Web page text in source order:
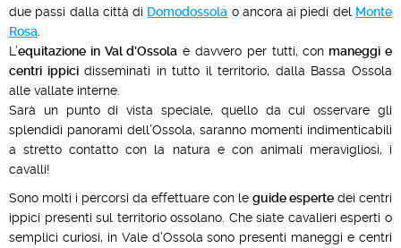
due passi dalla città di Domodossola o ancora ai piedi del Monte
Rosa
L’equitazione in Val d’Ossola è davvero per tutti, con maneggi e
centri ippicidisseminati in tutto il territorio, dalla Bassa Ossola
alle vallate interne.
Sarà un punto di vista speciale, quello da cui osservare gli
splendidi panorami dell’Ossola, saranno momenti indimenticabili
a stretto contatto con la natura e con animali meravigliosi, i
cavalli!
Sono molti i percorsi da effettuare con le guide esperte dei centri
ippici presenti sul territorio ossolano. Che siate cavalieri esperti o
semplici curiosi, in Vale d’Ossola sono presenti maneggi e centri